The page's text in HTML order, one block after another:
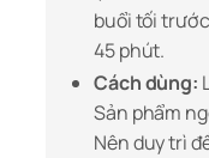
buổi tối
45 phút.
Cách dùng:
Sản phẩm
Nên duy trì